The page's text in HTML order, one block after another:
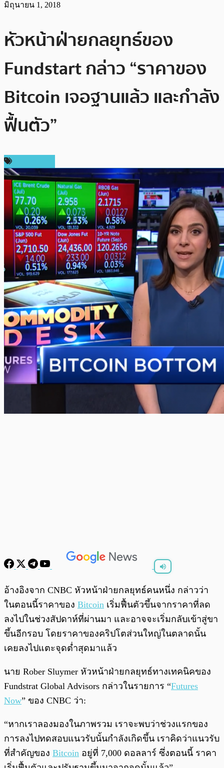
มิถุนายน 1, 2018
หัวหน้าฝ่ายกลยุทธ์ของ
Fundstart กล่าว “ราคาของ
Bitcoin เจอฐานแล้ว และกำลัง
ฟื้นตัว”
0:00 /
อ้างอิงจาก CNBC หัวหน้าฝ่ายกลยุทธ์คนหนึ่ง กล่าวว่า
ในตอนนี้ราคาของ Bitcoin เริ่มฟื้นตัวขึ้นจากราคาที่ลด
ลงไปในช่วงสัปดาห์ที่ผ่านมา และอาจจะเริ่มกลับเข้าสู่ขา
ขึ้นอีกรอบ โดยราคาของคริปโตส่วนใหญ่ในตลาดนั้น
เคยลงไปแตะจุดต่ำสุดมาแล้ว
นาย Rober Sluymer หัวหน้าฝ่ายกลยุทธ์ทางเทคนิคของ
Fundstrat Global Advisors กล่าวในรายการ “Futures
Now” ของ CNBC ว่า:
“หากเราลองมองในภาพรวม เราจะพบว่าช่วงแรกของ
การลงไปทดสอบแนวรับนั้นกำลังเกิดขึ้น เราคิดว่าแนวรับ
ที่สำคัญของ Bitcoin อยู่ที่ 7,000 ดอลลาร์ ซึ่งตอนนี้ ราคา